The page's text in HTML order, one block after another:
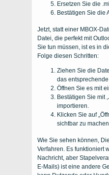
Ersetzen Sie die
Bestätigen Sie die
Jetzt, statt einer MBOX-
Datei, die perfekt mit
Sie tun müssen, ist es in
Folge diesen Schritten:
Ziehen Sie die
das
Öffnen Sie es mit
Bestätigen Sie mit
importieren.
Klicken Sie auf
sichtbar zu
Wie Sie sehen können,
Verfahren. Es funktioniert
Nachricht, aber
E-Mails) ist eine andere